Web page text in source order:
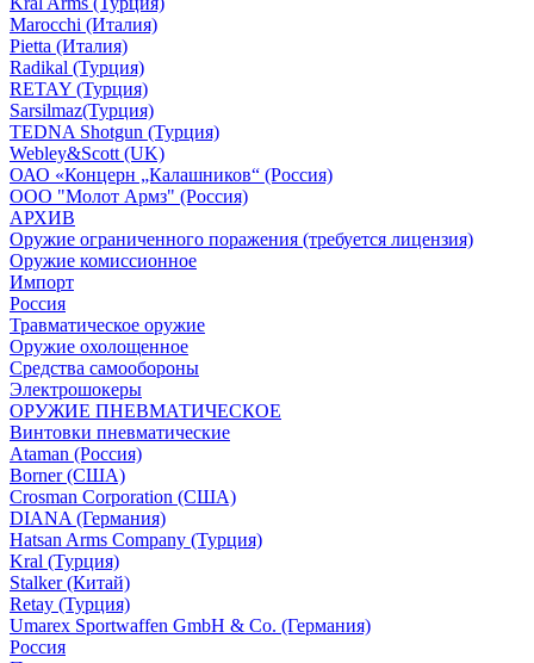
Marocchi (Италия)
Pietta (Италия)
Radikal (Турция)
RETAY (Турция)
Sarsilmaz(Турция)
TEDNA Shotgun (Турция)
Webley&Scott (UK)
ОАО «Концерн „Калашников“ (Россия)
ООО "Молот Армз" (Россия)
АРХИВ
Оружие ограниченного поражения (требуется лицензия)
Оружие комиссионное
Импорт
Россия
Травматическое оружие
Оружие охолощенное
Средства самообороны
Электрошокеры
ОРУЖИЕ ПНЕВМАТИЧЕСКОЕ
Винтовки пневматические
Ataman (Россия)
Borner (США)
Crosman Corporation (США)
DIANA (Германия)
Hatsan Arms Company (Турция)
Kral (Турция)
Stalker (Китай)
Retay (Турция)
Umarex Sportwaffen GmbH & Co. (Германия)
Россия